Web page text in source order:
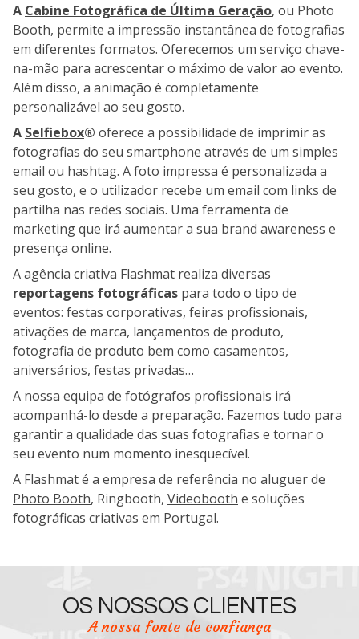
A Cabine Fotográfica de Última Geração, ou Photo
Booth, permite a impressão instantânea de fotografias
em diferentes formatos. Oferecemos um serviço chave-
na-mão para acrescentar o máximo de valor ao evento.
Além disso, a animação é completamente
personalizável ao seu gosto.
A Selfiebox® oferece a possibilidade de imprimir as
fotografias do seu smartphone através de um simples
email ou hashtag. A foto impressa é personalizada a
seu gosto, e o utilizador recebe um email com links de
partilha nas redes sociais. Uma ferramenta de
marketing que irá aumentar a sua brand awareness e
presença online.
A agência criativa Flashmat realiza diversas
reportagens fotográficas para todo o tipo de
eventos: festas corporativas, feiras profissionais,
ativações de marca, lançamentos de produto,
fotografia de produto bem como casamentos,
aniversários, festas privadas…
A nossa equipa de fotógrafos profissionais irá
acompanhá-lo desde a preparação. Fazemos tudo para
garantir a qualidade das suas fotografias e tornar o
seu evento num momento inesquecível.
A Flashmat é a empresa de referência no aluguer de
Photo Booth, Ringbooth, Videobooth e soluções
fotográficas criativas em Portugal.
OS NOSSOS CLIENTES
A nossa fonte de confiança